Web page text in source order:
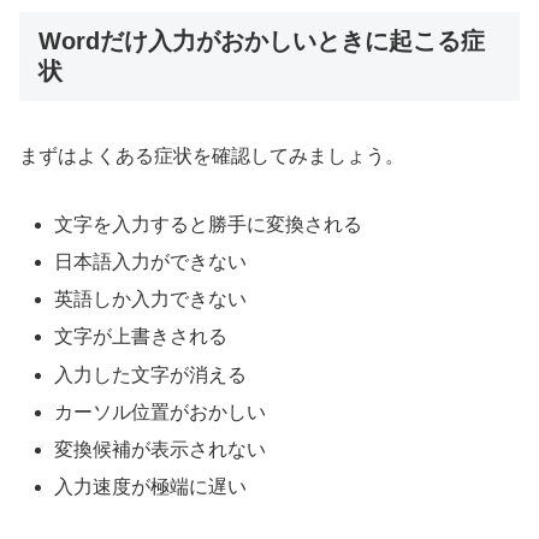
Wordだけ入力がおかしいときに起こる症
状
まずはよくある症状を確認してみましょう。
文字を入力すると勝手に変換される
日本語入力ができない
英語しか入力できない
文字が上書きされる
入力した文字が消える
カーソル位置がおかしい
変換候補が表示されない
入力速度が極端に遅い